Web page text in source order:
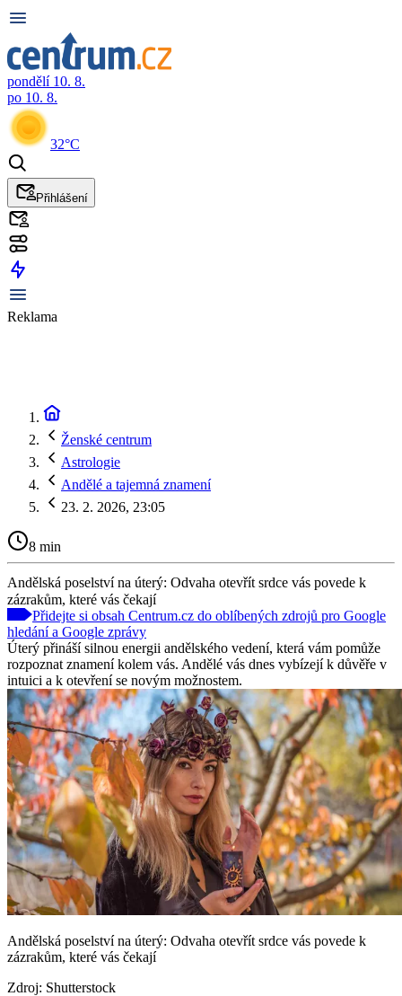
pondělí 10. 8.
po 10. 8.
32°C
Přihlášení
Reklama
Ženské centrum
Astrologie
Andělé a tajemná znamení
23. 2. 2026, 23:05
8 min
Andělská poselství na úterý: Odvaha otevřít srdce vás povede k
zázrakům, které vás čekají
Přidejte si obsah Centrum.cz do oblíbených zdrojů pro Google
hledání a Google zprávy
Úterý přináší silnou energii andělského vedení, která vám pomůže
rozpoznat znamení kolem vás. Andělé vás dnes vybízejí k důvěře v
intuici a k otevření se novým možnostem.
Andělská poselství na úterý: Odvaha otevřít srdce vás povede k
zázrakům, které vás čekají
Zdroj: Shutterstock